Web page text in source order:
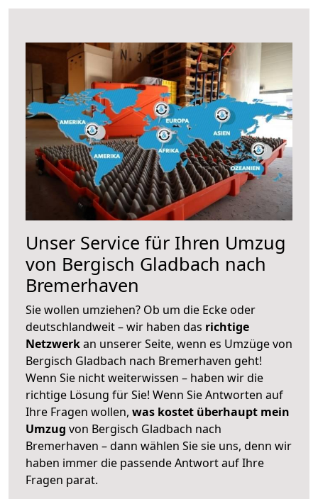
Unser Service für Ihren Umzug
von Bergisch Gladbach nach
Bremerhaven
Sie wollen umziehen? Ob um die Ecke oder
deutschlandweit – wir haben das richtige
Netzwerkan unserer Seite, wenn es Umzüge von
Bergisch Gladbach nach Bremerhaven geht!
Wenn Sie nicht weiterwissen – haben wir die
richtige Lösung für Sie! Wenn Sie Antworten auf
Ihre Fragen wollen, was kostet überhaupt mein
Umzug von Bergisch Gladbach nach
Bremerhaven – dann wählen Sie sie uns, denn wir
haben immer die passende Antwort auf Ihre
Fragen parat.